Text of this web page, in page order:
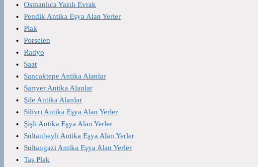
Osmanlıca Yazılı Evrak
Pendik Antika Eşya Alan Yerler
Plak
Porselen
Radyo
Saat
Sancaktepe Antika Alanlar
Sarıyer Antika Alanlar
Şile Antika Alanlar
Silivri Antika Eşya Alan Yerler
Şişli Antika Eşya Alan Yerler
Sultanbeyli Antika Eşya Alan Yerler
Sultangazi Antika Eşya Alan Yerler
Taş Plak